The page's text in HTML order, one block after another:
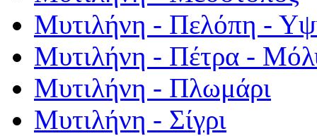
Μυτιλήνη - Πελόπη -
Μυτιλήνη - Πέτρα -
Μυτιλήνη - Πλωμάρι
Μυτιλήνη - Σίγρι